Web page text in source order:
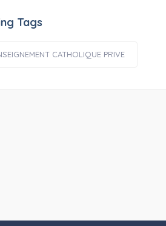
Tags
CATHOLIQUE PRIVE